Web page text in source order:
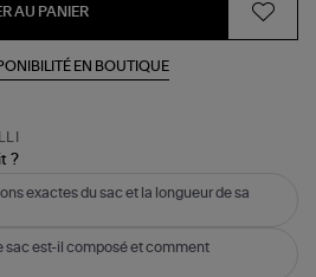
AU PANIER
EN BOUTIQUE
?
exactes du sac et la longueur de sa
sac est-il composé et comment